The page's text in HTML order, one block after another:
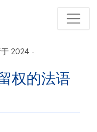
2024 -
权的法语